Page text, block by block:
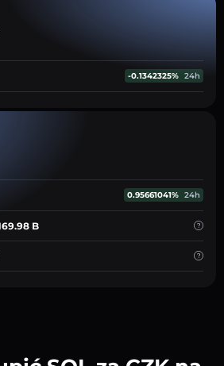
-0.1342325% 24h
0.95661041% 24h
B